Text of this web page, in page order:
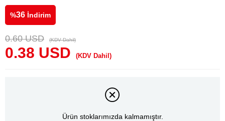
%36 İndirim
0.60 USD (KDV Dahil)
0.38 USD (KDV Dahil)
Ürün stoklarımızda kalmamıştır.